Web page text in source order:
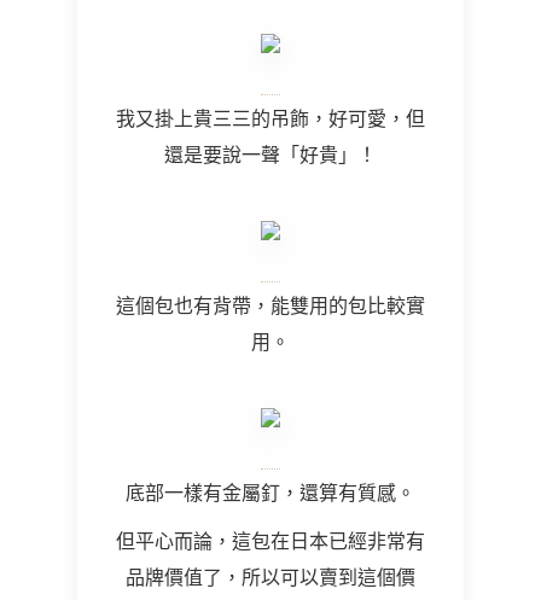
我又掛上貴三三的吊飾，好可愛，但
還是要說一聲「好貴」！
這個包也有背帶，能雙用的包比較實
用。
底部一樣有金屬釘，還算有質感。
但平心而論，這包在日本已經非常有
品牌價值了，所以可以賣到這個價